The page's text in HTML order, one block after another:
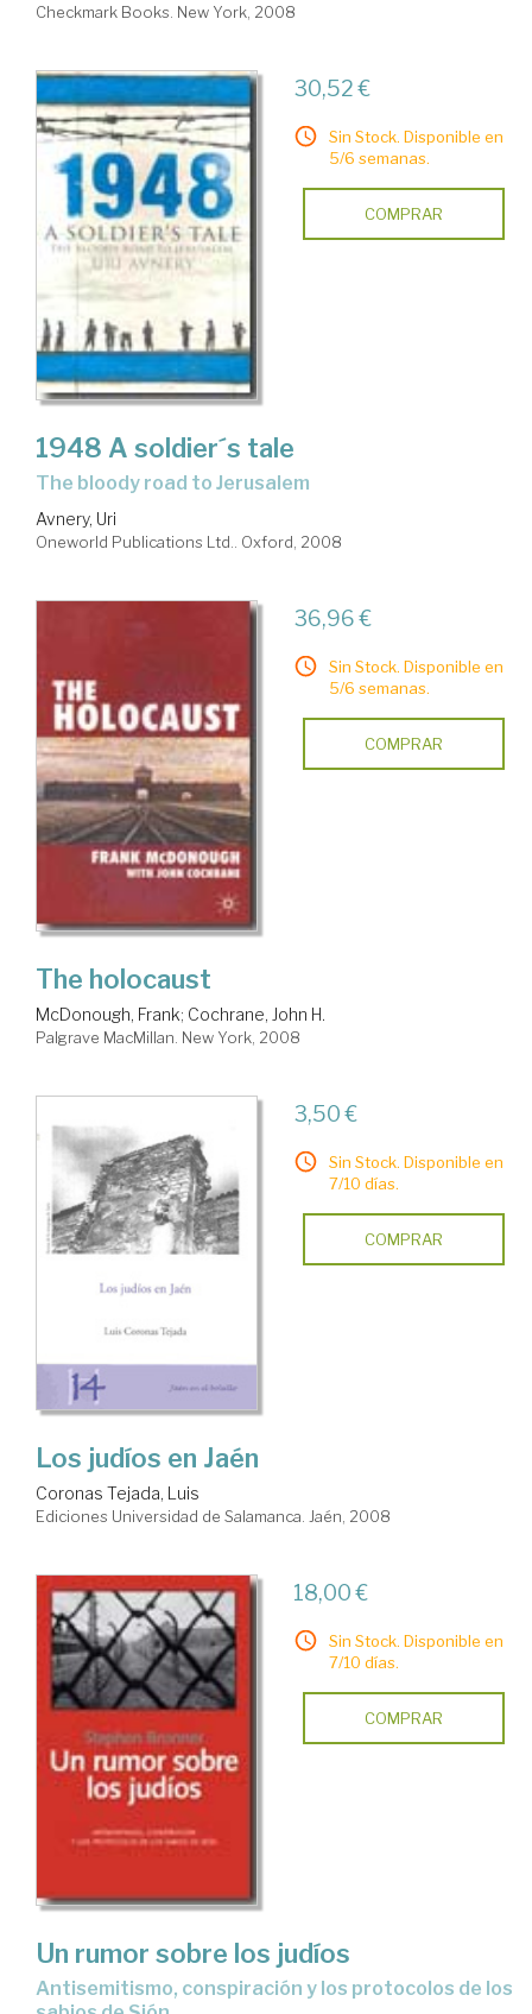
Checkmark Books. New York, 2008
30,52 €
Sin Stock. Disponible en
5/6 semanas.
COMPRAR
1948 A soldier´s tale
the bloody road to Jerusalem
Avnery, Uri
Oneworld Publications Ltd.. Oxford, 2008
36,96 €
Sin Stock. Disponible en
5/6 semanas.
COMPRAR
The holocaust
McDonough, Frank; Cochrane, John H.
Palgrave MacMillan. New York, 2008
3,50 €
Sin Stock. Disponible en
7/10 días.
COMPRAR
Los judíos en Jaén
Coronas Tejada, Luis
Ediciones Universidad de Salamanca. Jaén, 2008
18,00 €
Sin Stock. Disponible en
7/10 días.
COMPRAR
Un rumor sobre los judíos
antisemitismo, conspiración y los protocolos de los